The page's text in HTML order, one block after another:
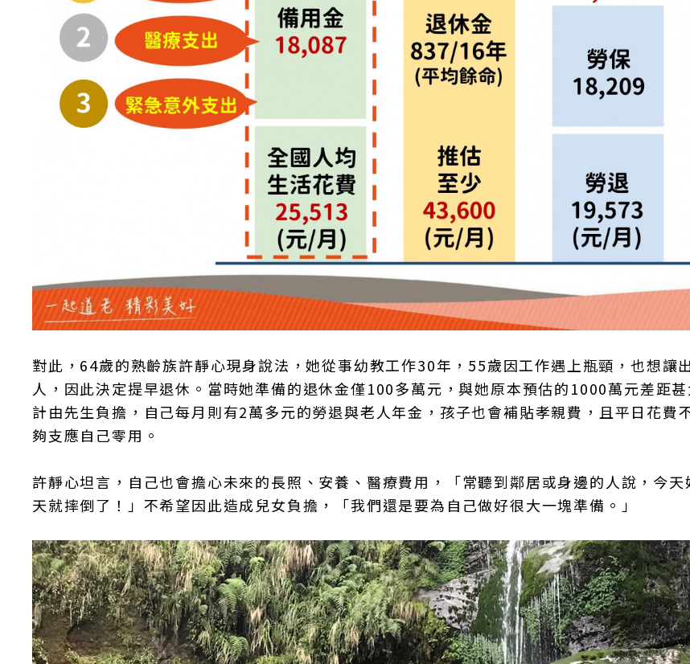
對此，64歲的熟齡族許靜心現身說法，她從事幼教工作30年，55歲因工作遇上瓶頸，也想讓
人，因此決定提早退休。當時她準備的退休金僅100多萬元，與她原本預估的1000萬元差距
計由先生負擔，自己每月則有2萬多元的勞退與老人年金，孩子也會補貼孝親費，且平日花費
夠支應自己零用。
許靜心坦言，自己也會擔心未來的長照、安養、醫療費用，「常聽到鄰居或身邊的人說，今天
天就摔倒了！」不希望因此造成兒女負擔，「我們還是要為自己做好很大一塊準備。」